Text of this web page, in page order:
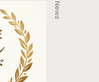
News